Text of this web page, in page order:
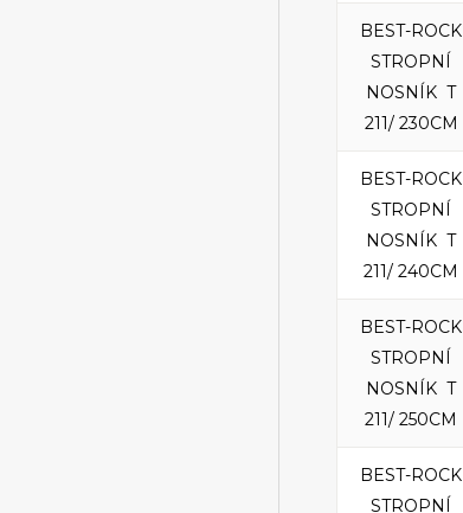
BEST-ROCK
STROPNÍ
NOSNÍK T
211/ 230CM
BEST-ROCK
STROPNÍ
NOSNÍK T
211/ 240CM
BEST-ROCK
STROPNÍ
NOSNÍK T
211/ 250CM
BEST-ROCK
STROPNÍ